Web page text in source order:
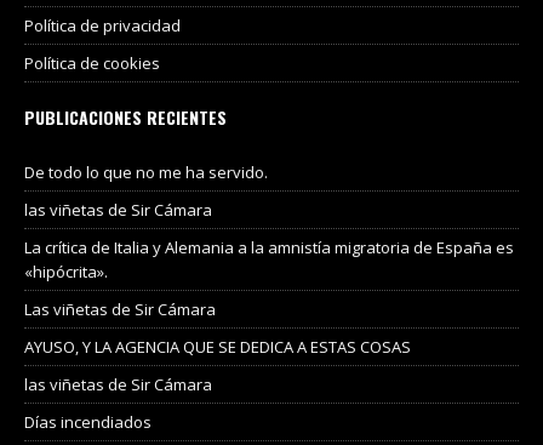
Política de privacidad
Política de cookies
PUBLICACIONES RECIENTES
De todo lo que no me ha servido.
las viñetas de Sir Cámara
La crítica de Italia y Alemania a la amnistía migratoria de España es
«hipócrita».
Las viñetas de Sir Cámara
AYUSO, Y LA AGENCIA QUE SE DEDICA A ESTAS COSAS
las viñetas de Sir Cámara
Días incendiados